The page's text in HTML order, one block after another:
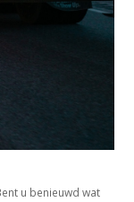
u benieuwd wat